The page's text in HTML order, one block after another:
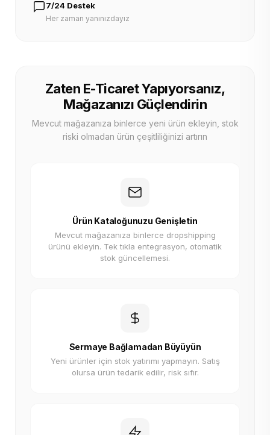
7/24 Destek
Her zaman yanınızdayız
Zaten E-Ticaret Yapıyorsanız,
Mağazanızı Güçlendirin
Mevcut mağazanıza binlerce yeni ürün ekleyin, stok
riski olmadan ürün çeşitliliğinizi artırın
Ürün Kataloğunuzu Genişletin
Mevcut mağazanıza binlerce dropshipping
ürünü ekleyin. Tek tıkla entegrasyon, otomatik
stok güncellemesi.
Sermaye Bağlamadan Büyüyün
Yeni ürünler için stok yatırımı yapmayın. Satış
olursa ürün tedarik edilir, risk sıfır.